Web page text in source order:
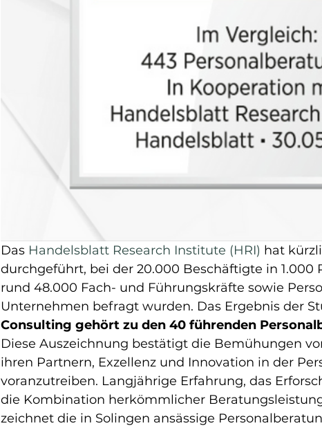
Das Handelsblatt Research Institute (HRI) hat
durchgeführt, bei der 20.000 Beschäftigte in 1.000
rund 48.000 Fach- und Führungskräfte sowie
Unternehmen befragt wurden. Das Ergebnis der
Consulting gehört zu den 40 führenden
Diese Auszeichnung bestätigt die Bemühungen
ihren Partnern, Exzellenz und Innovation in der
voranzutreiben. Langjährige Erfahrung, das
die Kombination herkömmlicher
zeichnet die in Solingen ansässige